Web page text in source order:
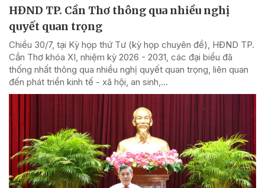
HĐND TP. Cần Thơ thông qua nhiều nghị
quyết quan trọng
Chiều 30/7, tại Kỳ họp thứ Tư (kỳ họp chuyên đề), HĐND TP.
Cần Thơ khóa XI, nhiệm kỳ 2026 - 2031, các đại biểu đã
thống nhất thông qua nhiều nghị quyết quan trọng, liên quan
đến phát triển kinh tế - xã hội, an sinh,...